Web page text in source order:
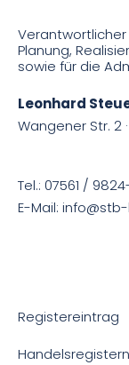
Planung,
sowie für die
Leonhard
Wangener Str. 2
Tel.: 07561 /
E-Mail:
Registereintrag